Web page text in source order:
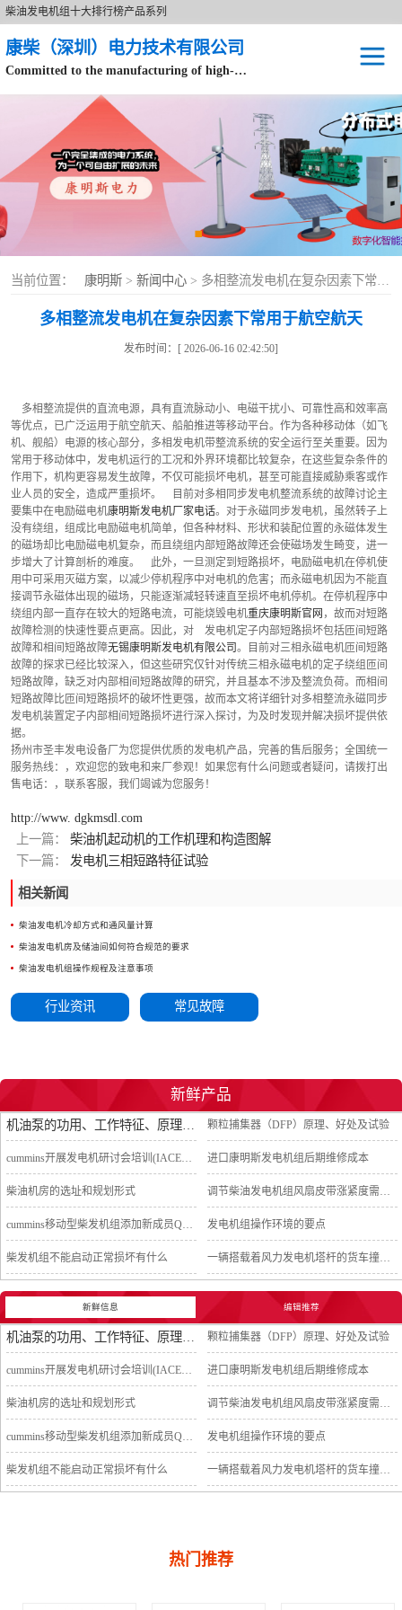
柴油发电机组十大排行榜产品系列
康柴（深圳）电力技术有限公司
Committed to the manufacturing of high-end brand diesel generator sets.
当前位置： 康明斯 > 新闻中心 > 多相整流发电机在复杂因素下常用于航空航天
多相整流发电机在复杂因素下常用于航空航天
发布时间：[ 2026-06-16 02:42:50]
多相整流提供的直流电源，具有直流脉动小、电磁干扰小、可靠性高和效率高
等优点，已广泛运用于航空航天、船舶推进等移动平台。作为各种移动体（如飞
机、舰船）电源的核心部分，多相发电机带整流系统的安全运行至关重要。因为
常用于移动体中，发电机运行的工况和外界环境都比较复杂，在这些复杂条件的
作用下，机构更容易发生故障，不仅可能损坏电机，甚至可能直接威胁乘客或作
业人员的安全，造成严重损坏。    目前对多相同步发电机整流系统的故障讨论主
要集中在电励磁电机康明斯发电机厂家电话。对于永磁同步发电机，虽然转子上
没有绕组，组成比电励磁电机简单，但各种材料、形状和装配位置的永磁体发生
的磁场却比电励磁电机复杂，而且绕组内部短路故障还会使磁场发生畸变，进一
步增大了计算剖析的难度。    此外，一旦测定到短路损坏，电励磁电机在停机使
用中可采用灭磁方案，以减少停机程序中对电机的危害；而永磁电机因为不能直
接调节永磁体出现的磁场，只能逐渐减轻转速直至损坏电机停机。在停机程序中
绕组内部一直存在较大的短路电流，可能烧毁电机重庆康明斯官网 ，故而对短路
故障检测的快速性要点更高。因此，对    发电机定子内部短路损坏包括匝间短路
故障和相间短路故障无锡康明斯发电机有限公司 。目前对三相永磁电机匝间短路
故障的探求已经比较深入，但这些研究仅针对传统三相永磁电机的定子绕组匝间
短路故障，缺乏对内部相间短路故障的研究，并且基本不涉及整流负荷。而相间
短路故障比匝间短路损坏的破坏性更强，故而本文将详细针对多相整流永磁同步
发电机装置定子内部相间短路损坏进行深入探讨，为及时发现并解决损坏提供依
据。
扬州市圣丰发电设备厂为您提供优质的发电机产品，完善的售后服务；全国统一
服务热线：，欢迎您的致电和来厂参观！如果您有什么问题或者疑问，请拨打出
售电话：，联系客服，我们竭诚为您服务！
http://www. dgkmsdl.com
上一篇：
柴油机起动机的工作机理和构造图解
下一篇：
发电机三相短路特征试验
相关新闻
柴油发电机冷却方式和通风量计算
柴油发电机房及储油间如何符合规范的要求
柴油发电机组操作规程及注意事项
行业资讯 常见故障
新鲜产品
颗粒捕集器（DFP）原理、好处及试验
cummins开展发电机研讨会培训(IACET)认证工作 进口康明斯发电机组后期维修成本
柴油机房的选址和规划形式 调节柴油发电机组风扇皮带涨紧度需要注意哪些
cummins移动型柴发机组添加新成员QSB5-G11系列 发电机组操作环境的要点
柴发机组不能启动正常损坏有什么 一辆搭载着风力发电机塔杆的货车撞上车行天桥导致道路交通中断
新鲜信息 编辑推荐
颗粒捕集器（DFP）原理、好处及试验
cummins开展发电机研讨会培训(IACET)认证工作 进口康明斯发电机组后期维修成本
柴油机房的选址和规划形式 调节柴油发电机组风扇皮带涨紧度需要注意哪些
cummins移动型柴发机组添加新成员QSB5-G11系列 发电机组操作环境的要点
柴发机组不能启动正常损坏有什么 一辆搭载着风力发电机塔杆的货车撞上车行天桥导致道路交通中断
热门推荐
静音型
移动电站
康明斯配件